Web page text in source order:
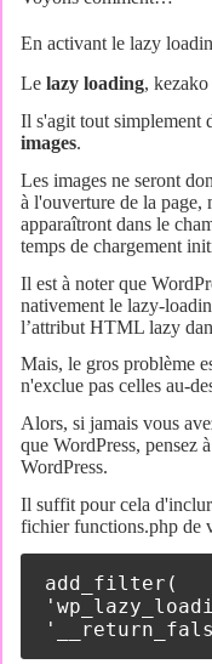
En activant le lazy
Le lazy loading, kezako
Il s'agit tout simplement
images.
Les images ne seront
à l'ouverture de la page,
apparaîtront dans le
temps de chargement
Il est à noter que
nativement le lazy-
l’attribut HTML lazy
Mais, le gros problème
n'exclue pas celles au-
Alors, si jamais vous
que WordPress, pensez
WordPress.
Il suffit pour cela
fichier functions.php de
add_filter(